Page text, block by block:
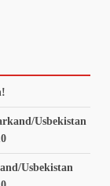
Usbekistan
Usbekistan